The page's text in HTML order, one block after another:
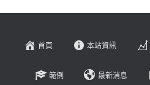
首頁 本站資訊
範例 最新消息